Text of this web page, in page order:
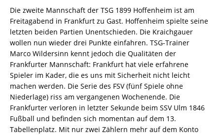
Die zweite Mannschaft der TSG 1899 Hoffenheim ist am
Freitagabend in Frankfurt zu Gast. Hoffenheim spielte seine
letzten beiden Partien Unentschieden. Die Kraichgauer
wollen nun wieder drei Punkte einfahren. TSG-Trainer
Marco Wildersinn kennt jedoch die Qualitäten der
Frankfurter Mannschaft: Frankfurt hat viele erfahrene
Spieler im Kader, die es uns mit Sicherheit nicht leicht
machen werden. Die Serie des FSV (fünf Spiele ohne
Niederlage) riss am vergangenen Wochenende. Die
Frankfurter verloren in letzter Sekunde beim SSV Ulm 1846
Fußball und befinden sich momentan auf dem 13.
Tabellenplatz. Mit nur zwei Zählern mehr auf dem Konto